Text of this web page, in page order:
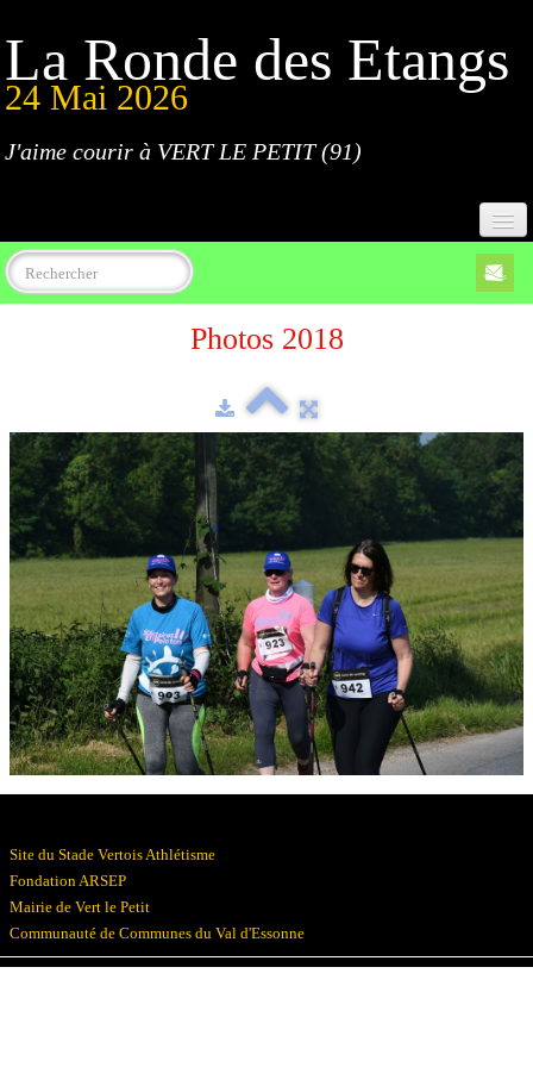
La Ronde des Etangs
24 Mai 2026
J'aime courir à VERT LE PETIT (91)
Accueil
Règlement
Parcours
Résultats
Devenez bénévoles
Partenaires
Photos▼
Photos 2018
Site du Stade Vertois Athlétisme
Fondation ARSEP
Mairie de Vert le Petit
Communauté de Communes du Val d'Essonne